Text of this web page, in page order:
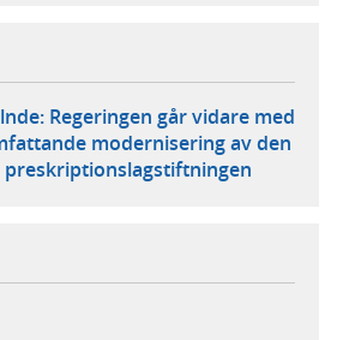
Regeringen går vidare med
modernisering av den
i ny flik, extern webbplats,